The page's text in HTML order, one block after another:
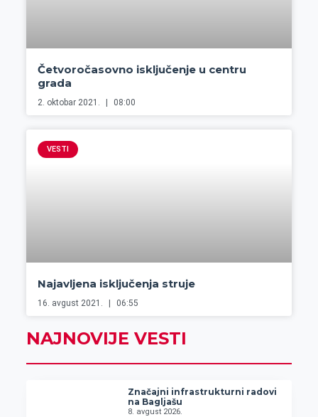
Četvoročasovno isključenje u centru
grada
2. oktobar 2021. 08:00
VESTI
Najavljena isključenja struje
16. avgust 2021. 06:55
NAJNOVIJE VESTI
Značajni infrastrukturni radovi
na Bagljašu
8. avgust 2026.